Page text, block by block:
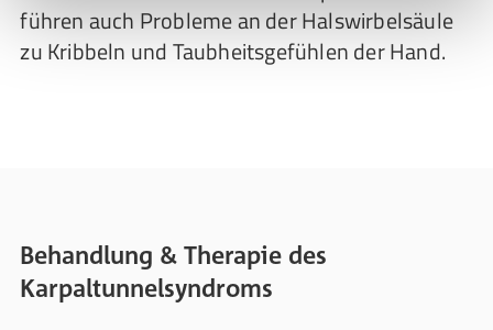
führen auch Probleme an der Halswirbelsäule
zu Kribbeln und Taubheitsgefühlen der Hand.
Behandlung & Therapie des
Karpaltunnelsyndroms